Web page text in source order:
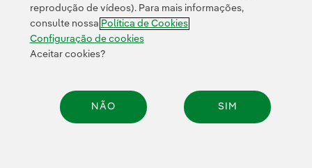
Acessibilidade Canal de denúncias
© 2026 Iberdrola, S.A. Todos os direitos reservados.
reprodução de vídeos). Para mais informações,
consulte nossa Política de Cookies
Configuração de cookies
Aceitar cookies?
NÃO SIM